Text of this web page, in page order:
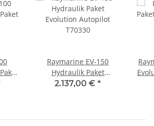
Raymarine EV-150
Hydraulik Paket
Evolution Autopilot
2.137,00 € *